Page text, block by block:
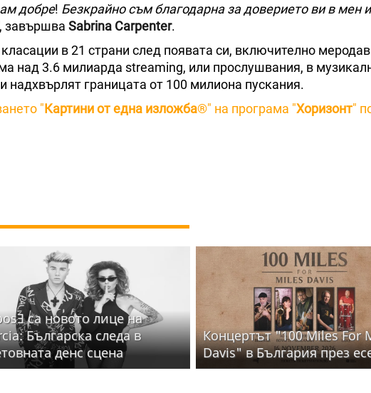
добре! Безкрайно съм благодарна за доверието ви в мен
завършва Sabrina Carpenter.
в 21 страни след появата си, включително
над 3.6 милиарда streaming, или прослушвания, в
надхвърлят границата от 100 милиона пускания.
"Картини от една изложба®" на програма "Хоризонт"
са новото лице на
Българска следа в
денс сцена
Концертът "100 Miles For
Davis" в България през